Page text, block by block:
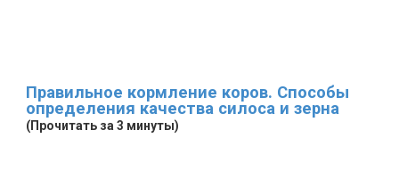
Правильное кормление коров. Способы
определения качества силоса и зерна
(Прочитать за 3 минуты)